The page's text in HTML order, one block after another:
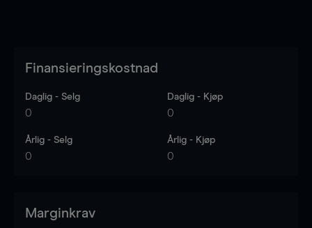
Finansieringskostnad
Daglig - Selg
0
Daglig - Kjøp
0
Årlig - Selg
0
Årlig - Kjøp
0
Marginkrav